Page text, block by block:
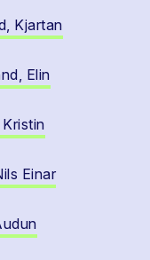
Kjartan
Elin
Einar